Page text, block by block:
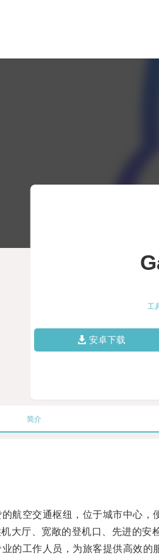
工
安卓下载
简介
空交通枢纽，位于城市中心，
厅、宽敞的登机口、先进的安
工作人员，为旅客提供高效的